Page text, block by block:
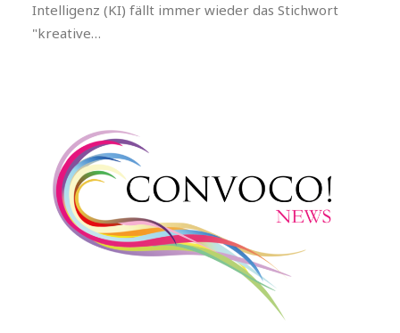
Intelligenz (KI) fällt immer wieder das Stichwort
"kreative…